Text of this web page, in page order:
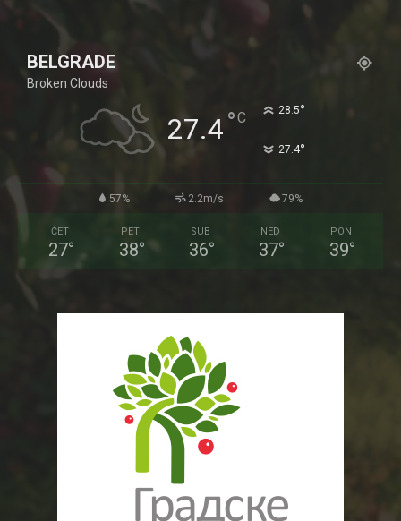
BELGRADE
Broken Clouds
27.4°C 28.5°
27.4°
57% 2.2m/s 79%
ČET
27°
PET
38°
SUB
36°
NED
37°
PON
39°